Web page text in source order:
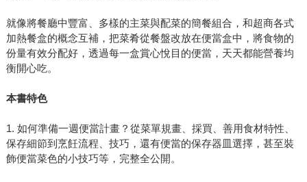
就像將餐廳中豐富、多樣的主菜與配菜的簡餐組合，和超商各式
加熱餐盒的概念互補，把菜肴從餐盤改放在便當盒中，將食物的
份量有效分配好，透過每一盒賞心悅目的便當，天天都能營養均
衡開心吃。
本書特色
1. 如何準備一週便當計畫？從菜單規畫、採買、善用食材特性、
保存細節到烹飪流程、技巧，還有便當的保存器皿選擇，甚至裝
飾便當菜色的小技巧等，完整全公開。